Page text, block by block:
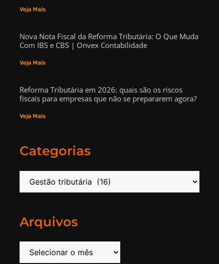
Veja Mais
Nova Nota Fiscal da Reforma Tributária: O Que Muda
Com IBS e CBS | Onvex Contabilidade
Veja Mais
Reforma Tributária em 2026: quais são os riscos
fiscais para empresas que não se prepararem agora?
Veja Mais
Categorias
Arquivos